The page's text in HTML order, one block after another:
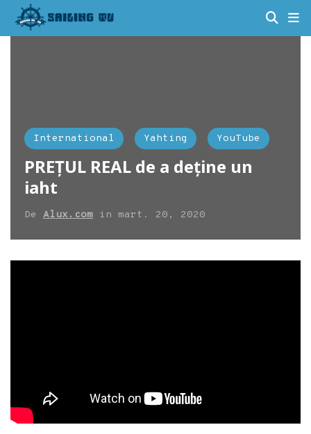
International Yahting YouTube
PREȚUL REAL de a deține un
iaht
De Alux.com in mart. 20, 2020